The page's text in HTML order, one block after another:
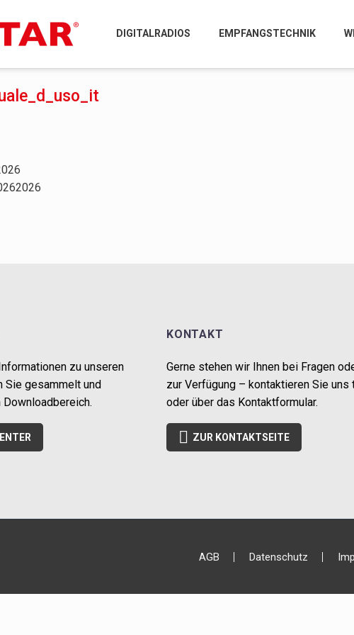
DIGITALRADIOS EMPFANGSTECHNIK
zu unseren
Sie gesammelt und
KONTAKT
Gerne stehen wir Ihnen bei Fragen
zur Verfügung – kontaktieren Sie
oder über das Kontaktformular.
 ZUR KONTAKTSEITE
AGB Datenschutz